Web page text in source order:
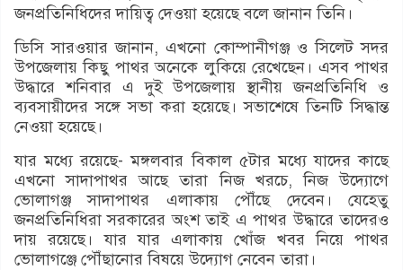
জনপ্রতিনিধিদের দায়িত্ব দেওয়া হয়েছে বলে জানান তিনি।
ডিসি সারওয়ার জানান, এখনো কোম্পানীগঞ্জ ও সিলেট সদর
উপজেলায় কিছু পাথর অনেকে লুকিয়ে রেখেছেন। এসব পাথর
উদ্ধারে শনিবার এ দুই উপজেলায় স্থানীয় জনপ্রতিনিধি ও
ব্যবসায়ীদের সঙ্গে সভা করা হয়েছে। সভাশেষে তিনটি সিদ্ধান্ত
নেওয়া হয়েছে।
যার মধ্যে রয়েছে- মঙ্গলবার বিকাল ৫টার মধ্যে যাদের কাছে
এখনো সাদাপাথর আছে তারা নিজ খরচে, নিজ উদ্যোগে
ভোলাগঞ্জ সাদাপাথর এলাকায় পৌঁছে দেবেন। যেহেতু
জনপ্রতিনিধিরা সরকারের অংশ তাই এ পাথর উদ্ধারে তাদেরও
দায় রয়েছে। যার যার এলাকায় খোঁজ খবর নিয়ে পাথর
ভোলাগঞ্জে পৌঁছানোর বিষয়ে উদ্যোগ নেবেন তারা।